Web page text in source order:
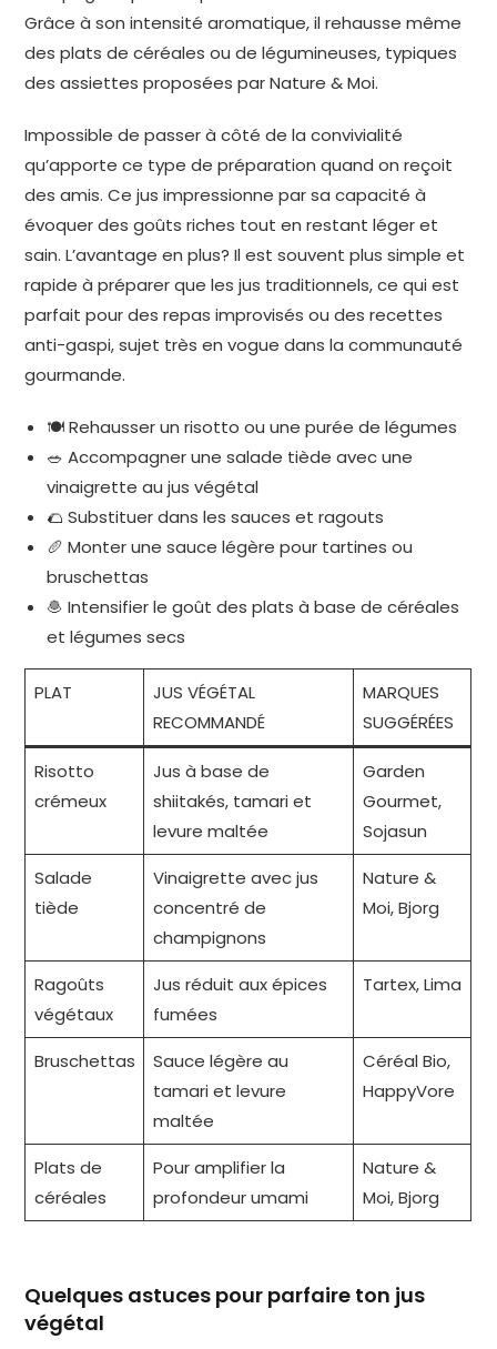
Grâce à son intensité aromatique, il rehausse même
des plats de céréales ou de légumineuses, typiques
des assiettes proposées par Nature & Moi.
Impossible de passer à côté de la convivialité
qu’apporte ce type de préparation quand on reçoit
des amis. Ce jus impressionne par sa capacité à
évoquer des goûts riches tout en restant léger et
sain. L’avantage en plus? Il est souvent plus simple et
rapide à préparer que les jus traditionnels, ce qui est
parfait pour des repas improvisés ou des recettes
anti-gaspi, sujet très en vogue dans la communauté
gourmande.
🍽️ Rehausser un risotto ou une purée de légumes
🥗 Accompagner une salade tiède avec une
vinaigrette au jus végétal
🌮 Substituer dans les sauces et ragouts
🥖 Monter une sauce légère pour tartines ou
bruschettas
🧆 Intensifier le goût des plats à base de céréales
et légumes secs
PLAT
JUS VÉGÉTAL
RECOMMANDÉ
MARQUES
SUGGÉRÉES
Risotto
crémeux
Jus à base de
shiitakés, tamari et
levure maltée
Garden
Gourmet,
Sojasun
Salade
tiède
Vinaigrette avec jus
concentré de
champignons
Nature &
Moi, Bjorg
Ragoûts
végétaux
Jus réduit aux épices
fumées
Tartex, Lima
Bruschettas
Sauce légère au
tamari et levure
maltée
Céréal Bio,
HappyVore
Plats de
céréales
Pour amplifier la
profondeur umami
Nature &
Moi, Bjorg
Quelques astuces pour parfaire ton jus
végétal